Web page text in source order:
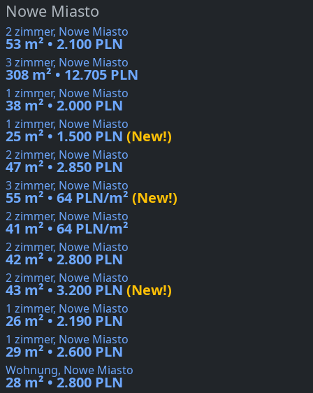
Nowe Miasto
2 zimmer, Nowe Miasto
53 m² • 2.100 PLN
3 zimmer, Nowe Miasto
308 m² • 12.705 PLN
1 zimmer, Nowe Miasto
38 m² • 2.000 PLN
1 zimmer, Nowe Miasto
25 m² • 1.500 PLN (New!)
2 zimmer, Nowe Miasto
47 m² • 2.850 PLN
3 zimmer, Nowe Miasto
55 m² • 64 PLN/m² (New!)
2 zimmer, Nowe Miasto
41 m² • 64 PLN/m²
2 zimmer, Nowe Miasto
42 m² • 2.800 PLN
2 zimmer, Nowe Miasto
43 m² • 3.200 PLN (New!)
1 zimmer, Nowe Miasto
26 m² • 2.190 PLN
1 zimmer, Nowe Miasto
29 m² • 2.600 PLN
Wohnung, Nowe Miasto
28 m² • 2.800 PLN